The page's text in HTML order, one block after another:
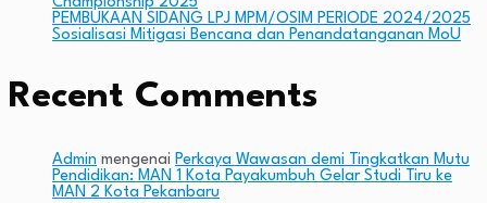
PEMBUKAAN SIDANG LPJ MPM/OSIM PERIODE 2024/2025
Sosialisasi Mitigasi Bencana dan Penandatanganan MoU
Recent Comments
Admin mengenai Perkaya Wawasan demi Tingkatkan Mutu
Pendidikan: MAN 1 Kota Payakumbuh Gelar Studi Tiru ke
MAN 2 Kota Pekanbaru